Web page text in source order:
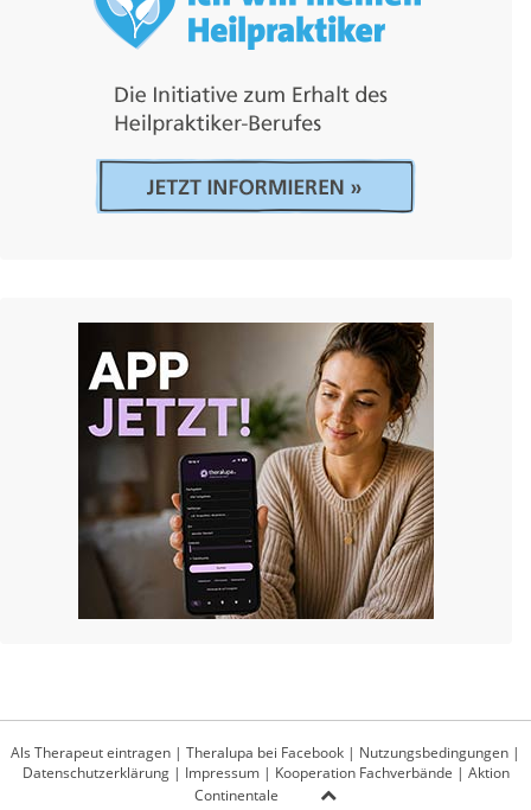
Als Therapeut eintragen | Theralupa bei Facebook | Nutzungsbedingungen |
Datenschutzerklärung| Impressum| Kooperation Fachverbände | Aktion
Continentale